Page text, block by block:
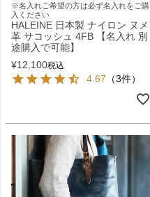
※名入れご希望の方は必ず名入れをご購
入ください
HALEINE 日本製 ナイロン ヌメ
革 サコッシュ 4FB 【名入れ 別
途購入で可能】
¥12,100税込
4.67 （3件）